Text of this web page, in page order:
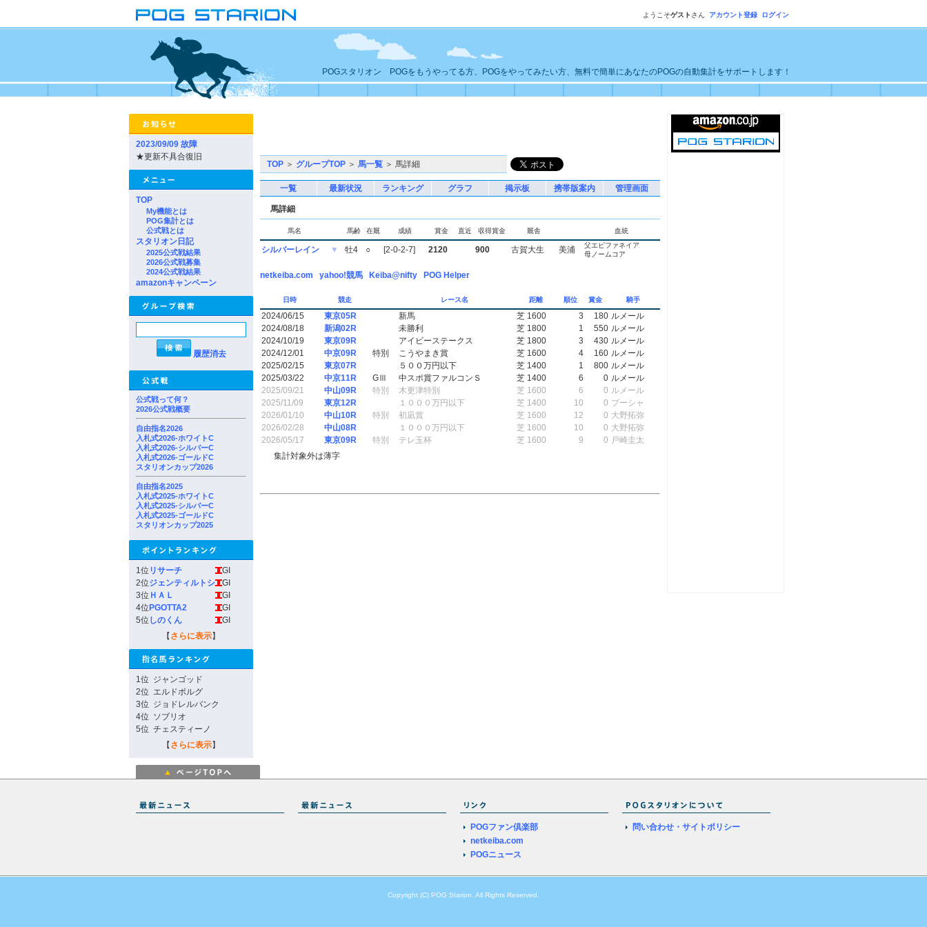
ようこそゲスト さん アカウント登録 ログイン
POGスタリオン POGをもうやってる方、POGをやってみたい方、無料で簡単にあなたのPOGの自動集計をサポートします！
2023/09/09 故障
★更新不具合復旧
TOP
My機能とは
POG集計とは
公式戦とは
スタリオン日記
2025公式戦結果
2026公式戦募集
2024公式戦結果
amazonキャンペーン
履歴消去
公式戦って何？
2026公式戦概要
自由指名2026
入札式2026-ホワイトC
入札式2026-シルバーC
入札式2026-ゴールドC
スタリオンカップ2026
自由指名2025
入札式2025-ホワイトC
入札式2025-シルバーC
入札式2025-ゴールドC
スタリオンカップ2025
1位 リサーチ
GI
2位ジェンティルトシ
GI
3位 ＨＡＬ
GI
4位 PGOTTA2
GI
5位 しのくん
GI
【 さらに表示】
1位 ジャンゴッド
2位 エルドボルグ
3位 ジョドレルバンク
4位 ソブリオ
5位 チェスティーノ
【 さらに表示】
TOP ＞ グループTOP ＞ 馬一覧 ＞ 馬詳細
一覧 最新状況 ランキング グラフ 掲示板 携帯版案内 管理画面
馬詳細
馬名 馬齢 在厩 成績 賞金 直近 収得賞金 厩舎 血統
シルバーレイン ▼ 牡4 ○ [2-0-2-7] 2120 900 古賀大生 美浦
父エピファネイア
母ノームコア
netkeiba.com yahoo!競馬 Keiba@nifty POG Helper
日時 競走 レース名 距離 順位 賞金 騎手
2024/06/15 東京05R 新馬 芝 1600 3 180 ルメール
2024/08/18
新潟02R 未勝利 芝 1800 1 550 ルメール
2024/10/19
東京09R アイビーステークス 芝 1800 3 430 ルメール
2024/12/01
中京09R 特別 こうやまき賞 芝 1600 4 160 ルメール
2025/02/15
東京07R ５００万円以下 芝 1400 1 800 ルメール
2025/03/22
中京11R GⅢ 中スポ賞ファルコンＳ 芝 1400 6 0 ルメール
2025/09/21
中山09R 特別 木更津特別 芝 1600 6 0 ルメール
2025/11/09
東京12R １０００万円以下 芝 1400 10 0 プーシャ
2026/01/10
中山10R 特別 初凪賞 芝 1600 12 0 大野拓弥
2026/02/28
中山08R １０００万円以下 芝 1600 10 0 大野拓弥
2026/05/17
東京09R 特別 テレ玉杯 芝 1600 9 0 戸崎圭太
集計対象外は薄字
POGファン倶楽部
netkeiba.com
POGニュース
問い合わせ・サイトポリシー
Copyright (C) POG Starion. All Rights Reserved.